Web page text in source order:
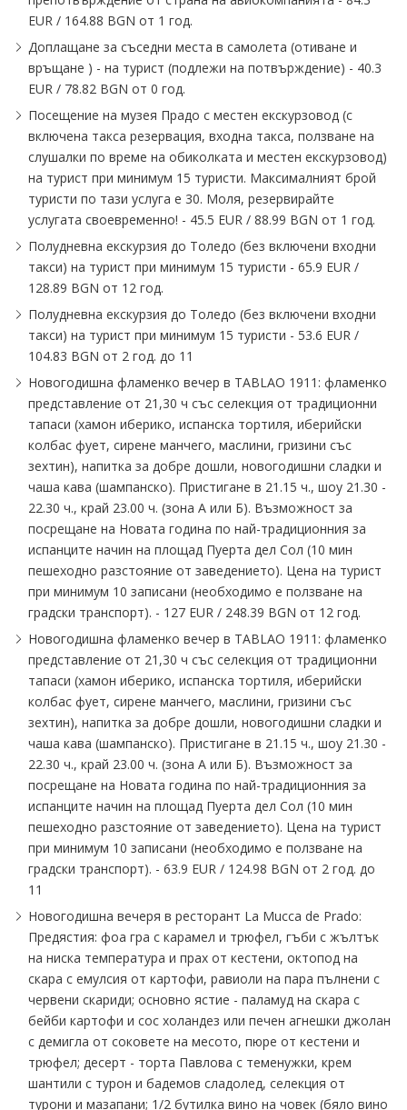
EUR ∕ 164.88 BGN от 1 год.
Доплащане за съседни места в самолета (отиване и
връщане ) - на турист (подлежи на потвърждение) - 40.3
EUR ∕ 78.82 BGN от 0 год.
Посещение на музея Прадо с местен екскурзовод (с
включена такса резервация, входна такса, ползване на
слушалки по време на обиколката и местен екскурзовод)
на турист при минимум 15 туристи. Максималният брой
туристи по тази услуга е 30. Моля, резервирайте
услугата своевременно! - 45.5 EUR ∕ 88.99 BGN от 1 год.
Полудневна екскурзия до Толедо (без включени входни
такси) на турист при минимум 15 туристи - 65.9 EUR ∕
128.89 BGN от 12 год.
Полудневна екскурзия до Толедо (без включени входни
такси) на турист при минимум 15 туристи - 53.6 EUR ∕
104.83 BGN от 2 год. до 11
Новогодишна фламенко вечер в TABLAO 1911: фламенко
представление от 21,30 ч със селекция от традиционни
тапаси (хамон иберико, испанска тортиля, иберийски
колбас фует, сирене манчего, маслини, гризини със
зехтин), напитка за добре дошли, новогодишни сладки и
чаша кава (шампанско). Пристигане в 21.15 ч., шоу 21.30 -
22.30 ч., край 23.00 ч. (зона А или Б). Възможност за
посрещане на Новата година по най-традиционния за
испанците начин на площад Пуерта дел Сол (10 мин
пешеходно разстояние от заведението). Цена на турист
при минимум 10 записани (необходимо е ползване на
градски транспорт). - 127 EUR ∕ 248.39 BGN от 12 год.
Новогодишна фламенко вечер в TABLAO 1911: фламенко
представление от 21,30 ч със селекция от традиционни
тапаси (хамон иберико, испанска тортиля, иберийски
колбас фует, сирене манчего, маслини, гризини със
зехтин), напитка за добре дошли, новогодишни сладки и
чаша кава (шампанско). Пристигане в 21.15 ч., шоу 21.30 -
22.30 ч., край 23.00 ч. (зона А или Б). Възможност за
посрещане на Новата година по най-традиционния за
испанците начин на площад Пуерта дел Сол (10 мин
пешеходно разстояние от заведението). Цена на турист
при минимум 10 записани (необходимо е ползване на
градски транспорт). - 63.9 EUR ∕ 124.98 BGN от 2 год. до
11
Новогодишна вечеря в ресторант La Mucca de Prado:
Предястия: фоа гра с карамел и трюфел, гъби с жълтък
на ниска температура и прах от кестени, октопод на
скара с емулсия от картофи, равиоли на пара пълнени с
червени скариди; основно ястие - паламуд на скара с
бейби картофи и сос холандез или печен агнешки джолан
с демигла от соковете на месото, пюре от кестени и
трюфел; десерт - торта Павлова с теменужки, крем
шантили с турон и бадемов сладолед, селекция от
турони и мазапани; 1∕2 бутилка вино на човек (бяло вино